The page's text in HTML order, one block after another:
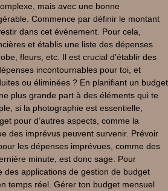
mais avec une bonne
Commence par définir le montant
dans cet événement. Pour cela,
et établis une liste des dépenses
fleurs, etc. Il est crucial d’établir des
incontournables pour toi, et
ou éliminées ? En planifiant un budget
plus grande part à des éléments qui te
si la photographie est essentielle,
pour d’autres aspects, comme la
des imprévus peuvent survenir. Prévoir
les dépenses imprévues, comme des
minute, est donc sage. Pour
des applications de gestion de budget
temps réel. Gérer ton budget mensuel